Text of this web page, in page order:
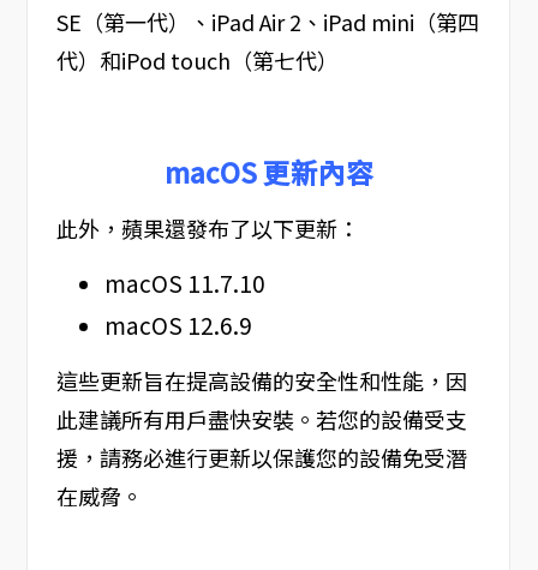
SE（第一代）、iPad Air 2、iPad mini（第四
代）和iPod touch（第七代）
macOS 更新內容
此外，蘋果還發布了以下更新：
macOS 11.7.10
macOS 12.6.9
這些更新旨在提高設備的安全性和性能，因
此建議所有用戶盡快安裝。若您的設備受支
援，請務必進行更新以保護您的設備免受潛
在威脅。